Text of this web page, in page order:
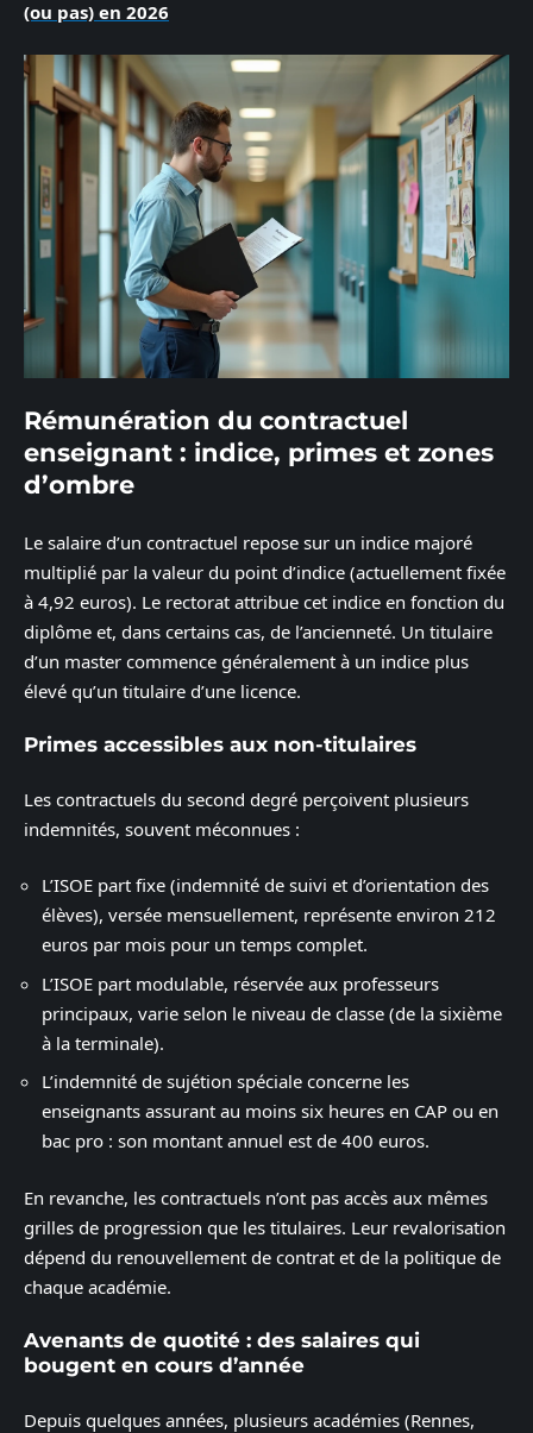
(ou pas) en 2026
Rémunération du contractuel
enseignant : indice, primes et zones
d’ombre
Le salaire d’un contractuel repose sur un indice majoré
multiplié par la valeur du point d’indice (actuellement fixée
à 4,92 euros). Le rectorat attribue cet indice en fonction du
diplôme et, dans certains cas, de l’ancienneté. Un titulaire
d’un master commence généralement à un indice plus
élevé qu’un titulaire d’une licence.
Primes accessibles aux non-titulaires
Les contractuels du second degré perçoivent plusieurs
indemnités, souvent méconnues :
L’ISOE part fixe (indemnité de suivi et d’orientation des
élèves), versée mensuellement, représente environ 212
euros par mois pour un temps complet.
L’ISOE part modulable, réservée aux professeurs
principaux, varie selon le niveau de classe (de la sixième
à la terminale).
L’indemnité de sujétion spéciale concerne les
enseignants assurant au moins six heures en CAP ou en
bac pro : son montant annuel est de 400 euros.
En revanche, les contractuels n’ont pas accès aux mêmes
grilles de progression que les titulaires. Leur revalorisation
dépend du renouvellement de contrat et de la politique de
chaque académie.
Avenants de quotité : des salaires qui
bougent en cours d’année
Depuis quelques années, plusieurs académies (Rennes,